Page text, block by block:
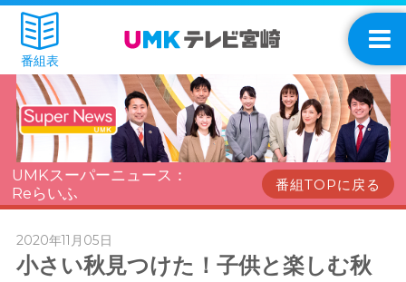
番組表
UMKスーパーニュース：
Reらいふ
番組TOPに戻る
2020年11月05日
小さい秋見つけた！子供と楽しむ秋